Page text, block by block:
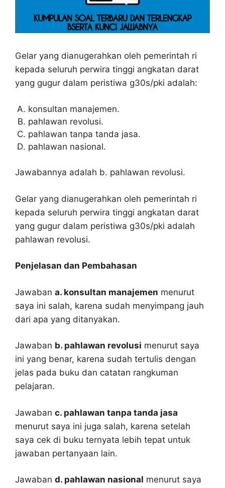
Gelar yang dianugerahkan oleh pemerintah ri
kepada seluruh perwira tinggi angkatan darat
yang gugur dalam peristiwa g30s/pki adalah:
konsultan manajemen.
pahlawan revolusi.
pahlawan tanpa tanda jasa.
pahlawan nasional.
Jawabannya adalah b. pahlawan revolusi.
Gelar yang dianugerahkan oleh pemerintah ri
kepada seluruh perwira tinggi angkatan darat
yang gugur dalam peristiwa g30s/pki adalah
pahlawan revolusi.
Penjelasan dan Pembahasan
Jawaban a. konsultan manajemen menurut
saya ini salah, karena sudah menyimpang jauh
dari apa yang ditanyakan.
Jawaban b. pahlawan revolusi menurut saya
ini yang benar, karena sudah tertulis dengan
jelas pada buku dan catatan rangkuman
pelajaran.
Jawaban c. pahlawan tanpa tanda jasa
menurut saya ini juga salah, karena setelah
saya cek di buku ternyata lebih tepat untuk
jawaban pertanyaan lain.
Jawaban d. pahlawan nasional menurut saya